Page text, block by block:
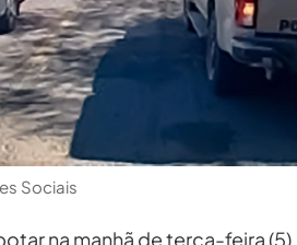
Sociais
na manhã de terça-feira (5),